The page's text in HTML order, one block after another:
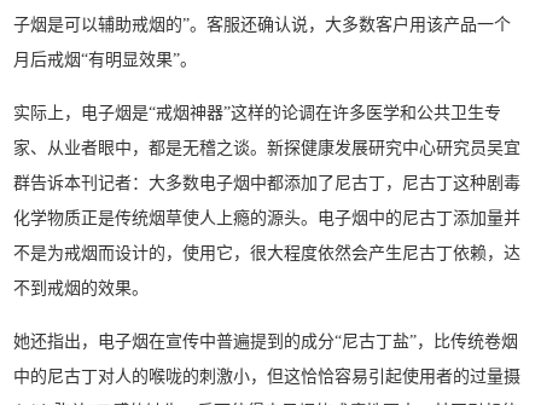
子烟是可以辅助戒烟的”。客服还确认说，大多数客户用该产品一个
月后戒烟“有明显效果”。
实际上，电子烟是“戒烟神器”这样的论调在许多医学和公共卫生专
家、从业者眼中，都是无稽之谈。新探健康发展研究中心研究员吴宜
群告诉本刊记者：大多数电子烟中都添加了尼古丁，尼古丁这种剧毒
化学物质正是传统烟草使人上瘾的源头。电子烟中的尼古丁添加量并
不是为戒烟而设计的，使用它，很大程度依然会产生尼古丁依赖，达
不到戒烟的效果。
她还指出，电子烟在宣传中普遍提到的成分“尼古丁盐”，比传统卷烟
中的尼古丁对人的喉咙的刺激小，但这恰恰容易引起使用者的过量摄